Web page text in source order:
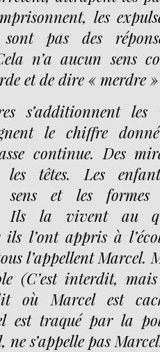
les
pas des
n’a aucun sens
et de dire « merdre
s’additionnent
le chiffre
continue. Des
les têtes. Les
sens et les
Ils la vivent au
l’ont appris à
l’appellent Marcel.
(C’est interdit,
où Marcel est
est traqué par la
ne s’appelle pas